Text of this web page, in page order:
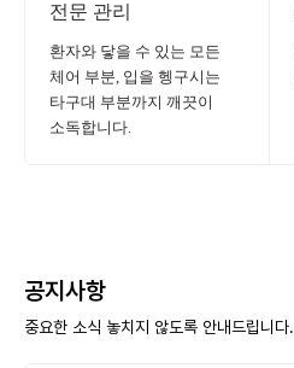
전문 관리
환자와 닿을 수 있는 모든
체어 부분, 입을 헹구시는
타구대 부분까지 깨끗이
소독합니다.
공지사항
중요한 소식 놓치지 않도록 안내드립니다.